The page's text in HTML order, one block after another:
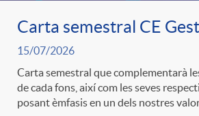
c
a
Carta semestral CE
15/07/2026
Carta semestral que complementarà
de cada fons, així com les seves
posant èmfasis en un dels nostres